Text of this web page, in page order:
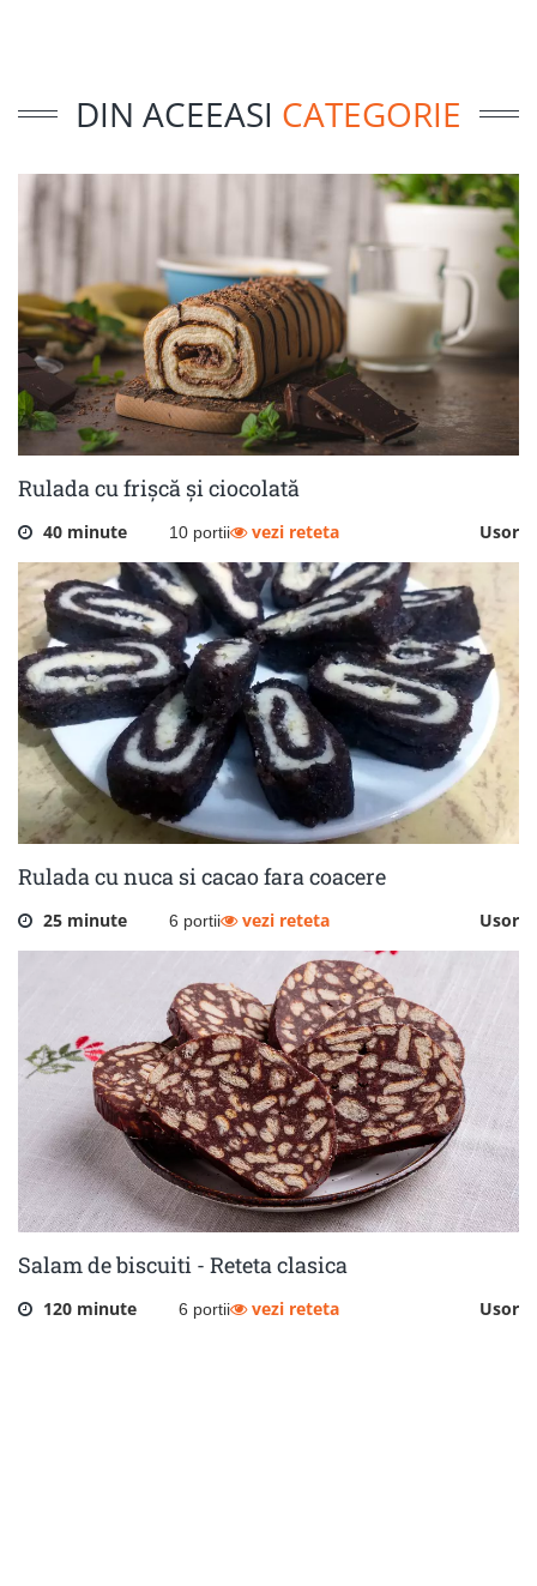
DIN ACEEASI CATEGORIE
Rulada cu frișcă și ciocolată
40 minute 10 portii Usor
vezi reteta
Rulada cu nuca si cacao fara coacere
25 minute 6 portii Usor
vezi reteta
Salam de biscuiti - Reteta clasica
120 minute 6 portii Usor
vezi reteta